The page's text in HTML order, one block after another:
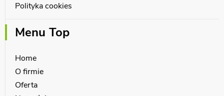
Polityka cookies
Menu Top
Home
O firmie
Oferta